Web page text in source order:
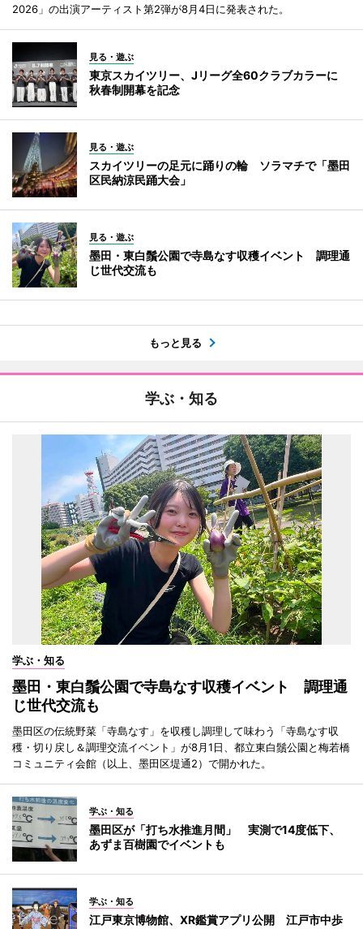
2026」の出演アーティスト第2弾が8月4日に発表された。
見る・遊ぶ
東京スカイツリー、Jリーグ全60クラブカラーに
秋春制開幕を記念
見る・遊ぶ
スカイツリーの足元に踊りの輪 ソラマチで「墨田
区民納涼民踊大会」
見る・遊ぶ
墨田・東白鬚公園で寺島なす収穫イベント 調理通
じ世代交流も
もっと見る
学ぶ・知る
学ぶ・知る
墨田・東白鬚公園で寺島なす収穫イベント 調理通
じ世代交流も
墨田区の伝統野菜「寺島なす」を収穫し調理して味わう「寺島なす収
穫・切り戻し＆調理交流イベント」が8月1日、都立東白鬚公園と梅若橋
コミュニティ会館（以上、墨田区堤通2）で開かれた。
学ぶ・知る
墨田区が「打ち水推進月間」 実測で14度低下、
あずま百樹園でイベントも
学ぶ・知る
江戸東京博物館、XR鑑賞アプリ公開 江戸市中歩